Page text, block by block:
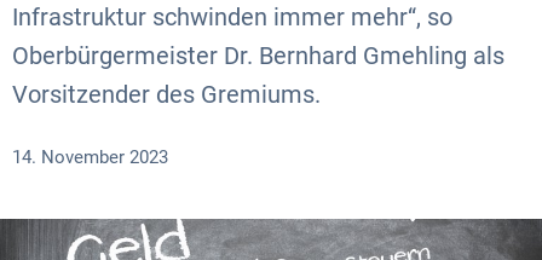
Infrastruktur schwinden immer mehr“, so
Oberbürgermeister Dr. Bernhard Gmehling als
Vorsitzender des Gremiums.
14. November 2023